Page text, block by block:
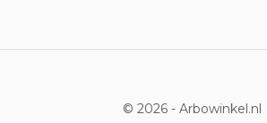
© 2026 - Arbowinkel.nl